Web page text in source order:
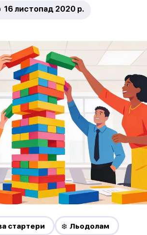
листопад 2020 р.
стартери ❄️ Льодолам